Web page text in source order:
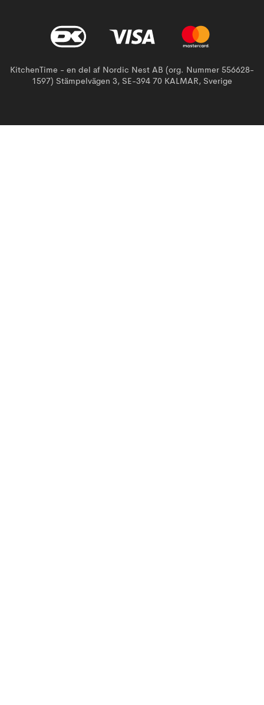
KitchenTime - en del af Nordic Nest AB (org. Nummer 556628-
1597) Stämpelvägen 3, SE-394 70 KALMAR, Sverige